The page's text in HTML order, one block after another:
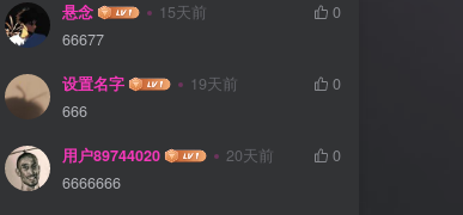
悬念 15天前
0
66677
设置名字 19天前
0
666
用户89744020 20天前
0
6666666